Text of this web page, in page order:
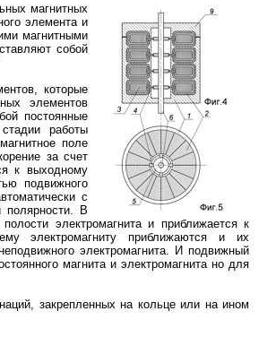
магнитных
элемента и
магнитными
собой
которые
элементов
постоянные
работы
поле
за счет
к выходному
подвижного
с
полярности. В
электромагнита и приближается к
электромагниту приближаются и их
электромагнита. И подвижный
магнита и электромагнита но для
закрепленных на кольце или на ином